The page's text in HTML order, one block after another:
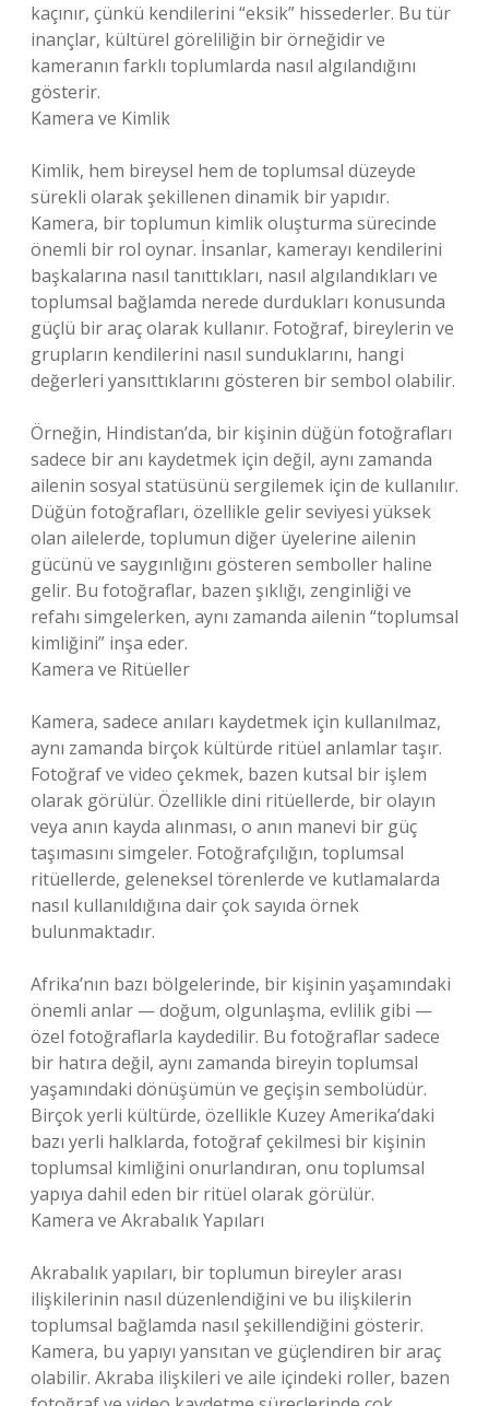
kaçınır, çünkü kendilerini “eksik” hissederler. Bu tür
inançlar, kültürel göreliliğin bir örneğidir ve
kameranın farklı toplumlarda nasıl algılandığını
gösterir.
Kamera ve Kimlik
Kimlik, hem bireysel hem de toplumsal düzeyde
sürekli olarak şekillenen dinamik bir yapıdır.
Kamera, bir toplumun kimlik oluşturma sürecinde
önemli bir rol oynar. İnsanlar, kamerayı kendilerini
başkalarına nasıl tanıttıkları, nasıl algılandıkları ve
toplumsal bağlamda nerede durdukları konusunda
güçlü bir araç olarak kullanır. Fotoğraf, bireylerin ve
grupların kendilerini nasıl sunduklarını, hangi
değerleri yansıttıklarını gösteren bir sembol olabilir.
Örneğin, Hindistan’da, bir kişinin düğün fotoğrafları
sadece bir anı kaydetmek için değil, aynı zamanda
ailenin sosyal statüsünü sergilemek için de kullanılır.
Düğün fotoğrafları, özellikle gelir seviyesi yüksek
olan ailelerde, toplumun diğer üyelerine ailenin
gücünü ve saygınlığını gösteren semboller haline
gelir. Bu fotoğraflar, bazen şıklığı, zenginliği ve
refahı simgelerken, aynı zamanda ailenin “toplumsal
kimliğini” inşa eder.
Kamera ve Ritüeller
Kamera, sadece anıları kaydetmek için kullanılmaz,
aynı zamanda birçok kültürde ritüel anlamlar taşır.
Fotoğraf ve video çekmek, bazen kutsal bir işlem
olarak görülür. Özellikle dini ritüellerde, bir olayın
veya anın kayda alınması, o anın manevi bir güç
taşımasını simgeler. Fotoğrafçılığın, toplumsal
ritüellerde, geleneksel törenlerde ve kutlamalarda
nasıl kullanıldığına dair çok sayıda örnek
bulunmaktadır.
Afrika’nın bazı bölgelerinde, bir kişinin yaşamındaki
önemli anlar — doğum, olgunlaşma, evlilik gibi —
özel fotoğraflarla kaydedilir. Bu fotoğraflar sadece
bir hatıra değil, aynı zamanda bireyin toplumsal
yaşamındaki dönüşümün ve geçişin sembolüdür.
Birçok yerli kültürde, özellikle Kuzey Amerika’daki
bazı yerli halklarda, fotoğraf çekilmesi bir kişinin
toplumsal kimliğini onurlandıran, onu toplumsal
yapıya dahil eden bir ritüel olarak görülür.
Kamera ve Akrabalık Yapıları
Akrabalık yapıları, bir toplumun bireyler arası
ilişkilerinin nasıl düzenlendiğini ve bu ilişkilerin
toplumsal bağlamda nasıl şekillendiğini gösterir.
Kamera, bu yapıyı yansıtan ve güçlendiren bir araç
olabilir. Akraba ilişkileri ve aile içindeki roller, bazen